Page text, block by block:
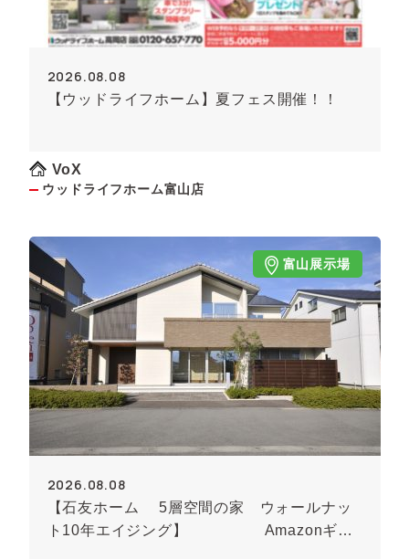
2026.08.08
【ウッドライフホーム】夏フェス開催！！
VoX
ウッドライフホーム富山店
富山展示場
2026.08.08
【石友ホーム 5層空間の家 ウォールナッ
ト10年エイジング】 Amazonギフ